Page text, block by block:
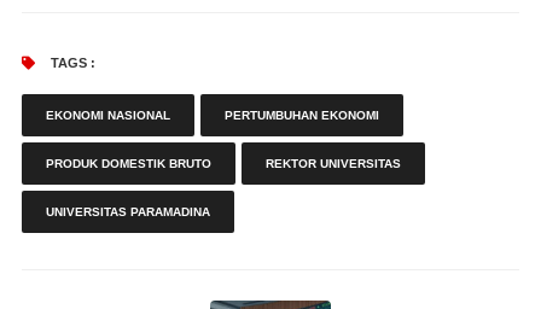
TAGS :
EKONOMI NASIONAL PERTUMBUHAN EKONOMI
PRODUK DOMESTIK BRUTO REKTOR UNIVERSITAS
UNIVERSITAS PARAMADINA